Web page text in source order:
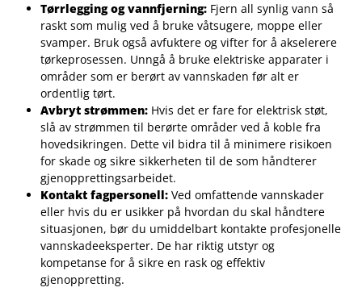
Tørrlegging og vannfjerning: Fjern ⁣all synlig ⁢vann⁤ så
raskt som mulig ved å bruke våtsugere, moppe eller
svamper.​ Bruk​ også​ avfuktere og vifter for å⁤ akselerere
‍tørkeprosessen. Unngå å bruke elektriske apparater i
områder som er berørt av‍ vannskaden før alt er‌
ordentlig tørt.
Avbryt⁢ strømmen: Hvis det er⁣ fare for elektrisk ⁣støt,
slå av strømmen til ​berørte områder ved å koble ⁣fra
hovedsikringen.⁣ Dette vil bidra til å minimere risikoen
for skade og sikre⁤ sikkerheten til de som håndterer
‌gjenopprettingsarbeidet.
Kontakt‍ fagpersonell: ‍Ved omfattende⁤ vannskader
eller hvis ​du er usikker på ⁢hvordan du skal håndtere
situasjonen, ⁤bør du umiddelbart kontakte profesjonelle
vannskadeeksperter.‌ De‍ har riktig utstyr og
kompetanse for å sikre en⁢ rask og effektiv
gjenoppretting.